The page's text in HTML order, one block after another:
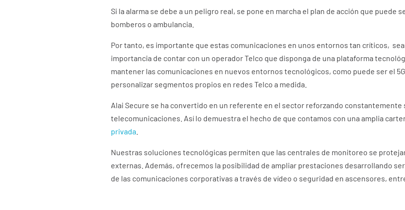
Si la alarma se debe a un peligro real, se pone en marcha el plan de acción que puede
bomberos o ambulancia.
Por tanto, es importante que estas comunicaciones en unos entornos tan críticos,
importancia de contar con un operador Telco que disponga de una plataforma
mantener las comunicaciones en nuevos entornos tecnológicos, como puede ser el
personalizar segmentos propios en redes Telco a medida.
Alai Secure se ha convertido en un referente en el sector reforzando constantemente
telecomunicaciones. Así lo demuestra el hecho de que contamos con una amplia
privada
Nuestras soluciones tecnológicas permiten que las centrales de monitoreo se
externas. Además, ofrecemos la posibilidad de ampliar prestaciones desarrollando
de las comunicaciones corporativas a través de vídeo o seguridad en ascensores,